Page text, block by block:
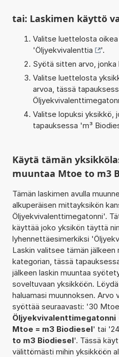
tai: Laskimen käyttö
Valitse luettelosta
'Öljyekvivalenttia
'.
Syötä sitten arvo, jonka
Valitse luettelosta
arvoa, tässä
Valitse lopuksi yksikkö,
tapauksessa 'm³
Käytä tämän
muuntaa Mtoe to m3
Tämän laskimen avulla
alkuperäisen mittayksikön
Öljyekvivalenttimegatonni'.
käyttää joko yksikön täyttä
lyhennettäesimerkiksi
Laskin valitsee tämän jälkeen
kategorian, tässä
jälkeen laskin muuntaa
soveltuvaan yksikköön.
haluamasi muunnoksen.
syöttää seuraavasti: '30
Öljyekvivalenttimegatonni
Mtoe = m3 Biodiesel' tai '24
to m3 Biodiesel'. Tässä
välittömästi mihin yksikköön